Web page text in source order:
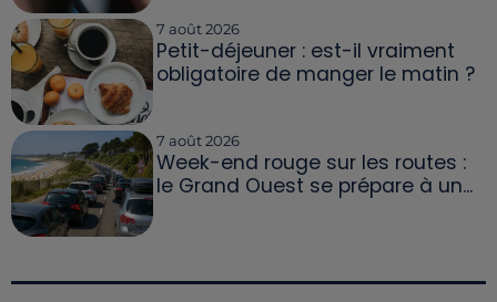
7 août 2026
Petit-déjeuner : est-il vraiment
obligatoire de manger le matin ?
7 août 2026
Week-end rouge sur les routes :
le Grand Ouest se prépare à un...